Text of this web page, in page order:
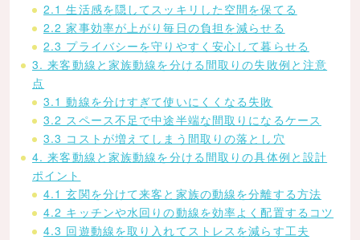
2.1 生活感を隠してスッキリした空間を保てる
2.2 家事効率が上がり毎日の負担を減らせる
2.3 プライバシーを守りやすく安心して暮らせる
3. 来客動線と家族動線を分ける間取りの失敗例と注意
点
3.1 動線を分けすぎて使いにくくなる失敗
3.2 スペース不足で中途半端な間取りになるケース
3.3 コストが増えてしまう間取りの落とし穴
4. 来客動線と家族動線を分ける間取りの具体例と設計
ポイント
4.1 玄関を分けて来客と家族の動線を分離する方法
4.2 キッチンや水回りの動線を効率よく配置するコツ
4.3 回遊動線を取り入れてストレスを減らす工夫